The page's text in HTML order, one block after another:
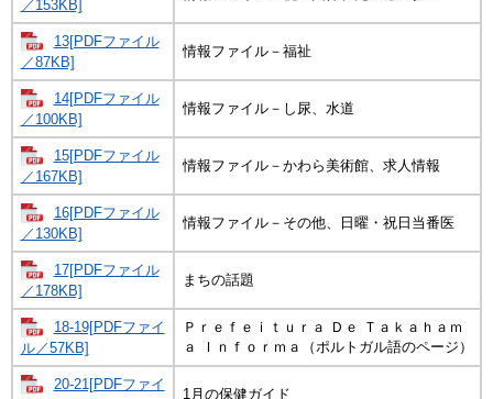
／153KB]
13[PDFファイル
／87KB]
情報ファイル－福祉
14[PDFファイル
／100KB]
情報ファイル－し尿、水道
15[PDFファイル
／167KB]
情報ファイル－かわら美術館、求人情報
16[PDFファイル
／130KB]
情報ファイル－その他、日曜・祝日当番医
17[PDFファイル
／178KB]
まちの話題
18-19[PDFファイ
ル／57KB]
Ｐｒｅｆｅｉｔｕｒａ Ｄｅ Ｔａｋａｈａｍ
ａ Ｉｎｆｏｒｍａ（ポルトガル語のページ）
20-21[PDFファイ
1月の保健ガイド